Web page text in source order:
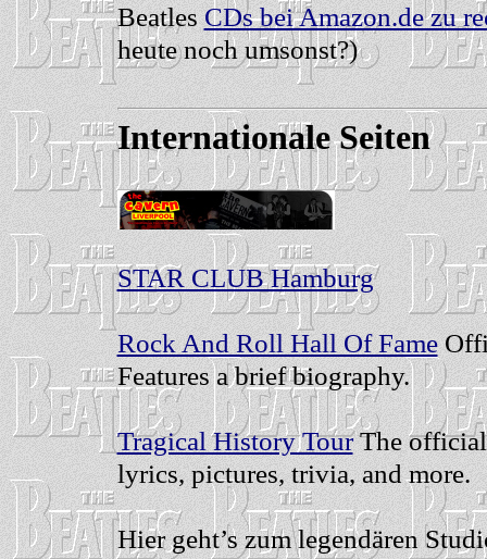
Beatles CDs bei Amazon.de zu
heute noch umsonst?)
Internationale Seiten
STAR CLUB Hamburg
Rock And Roll Hall Of Fame
Features a brief biography.
Tragical History TourThe
lyrics, pictures, trivia, and more.
Hier geht’s zum legendären